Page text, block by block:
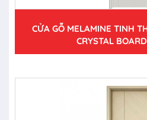
CỬA GỖ MELAMINE TINH
CRYSTAL